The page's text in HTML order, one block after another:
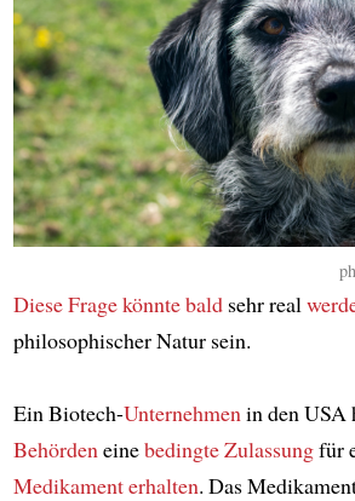
Diese Fragekönnte baldsehr real
philosophischer Natur sein.
Ein Biotech-Unternehmenin den USA
Behördeneinebedingte Zulassungfür
Medikamenterhalten. Das